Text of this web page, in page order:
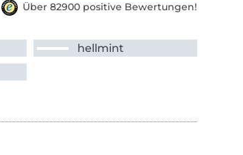
Über 82900 positive Bewertungen!
hellmint